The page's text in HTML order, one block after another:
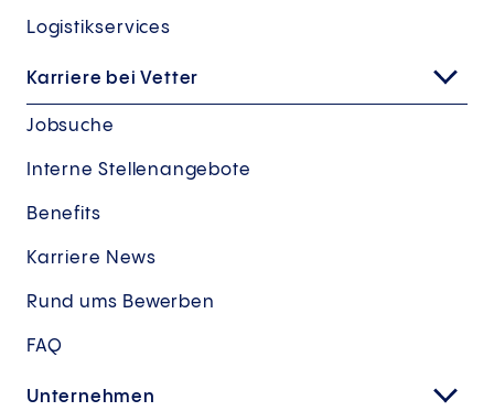
Logistikservices
Karriere bei Vetter
Jobsuche
Interne Stellenangebote
Benefits
Karriere News
Rund ums Bewerben
FAQ
Unternehmen